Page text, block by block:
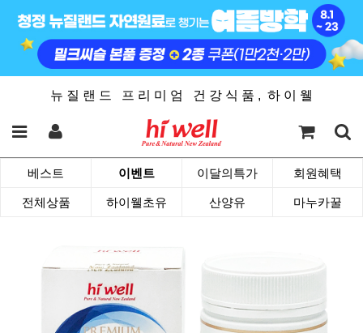
뉴 질 랜 드 프 리 미 엄 건 강 식 품 , 하 이 웰
베스트 이벤트 이달의특가 회원혜택
전체상품 하이웰초유 산양유 마누카꿀